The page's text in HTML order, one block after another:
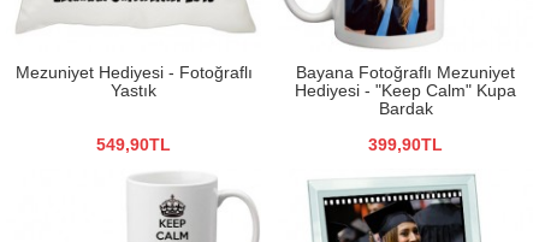
Mezuniyet Hediyesi - Fotoğraflı
Yastık
549,90TL
Bayana Fotoğraflı Mezuniyet
Hediyesi - "Keep Calm" Kupa
Bardak
399,90TL